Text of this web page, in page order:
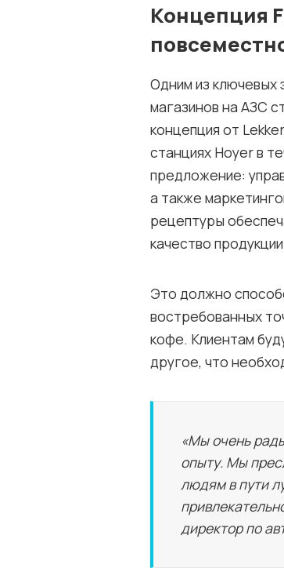
Концепция
Одним из ключевых
магазинов на АЗС
концепция от
станциях Hoyer в
предложение:
а также
рецептуры
качество
Это должно
востребованных
кофе. Клиентам
другое, что
«Мы очень
опыту. Мы
людям в пути
директор по